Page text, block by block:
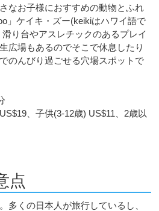
なお子様におすすめの動物とふれ
」ケイキ・ズー(keikiはハワイ語で
り台やアスレチックのあるプレイ
広場もあるのでそこで休息したり
のんびり過ごせる穴場スポットで
、子供(3-12歳) US$11、2歳以
点
多くの日本人が旅行しているし、